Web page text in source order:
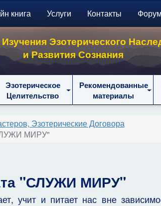
книга Услуги Контакты Форум
Эзотерического
и Развития Сознания
Эзотерическое
Целительство
Рекомендованные
материалы
Эзотерические Договора
МИРУ"
"СЛУЖИ МИРУ"
учит и питает нас вне